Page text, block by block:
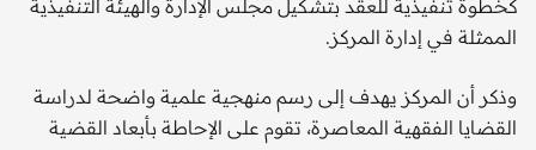
كخطوة تنفيذية للعقد بتشكيل مجلس الإدارة والهيئة التنفيذية
الممثلة في إدارة المركز.
وذكر أن المركز يهدف إلى رسم منهجية علمية واضحة لدراسة
القضايا الفقهية المعاصرة، تقوم على الإحاطة بأبعاد القضية